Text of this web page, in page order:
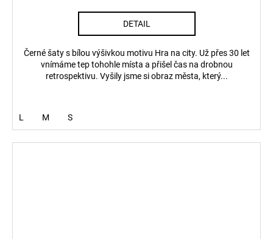
DETAIL
Černé šaty s bílou výšivkou motivu Hra na city. Už přes 30 let
vnímáme tep tohohle místa a přišel čas na drobnou
retrospektivu. Vyšily jsme si obraz města, který...
L M S